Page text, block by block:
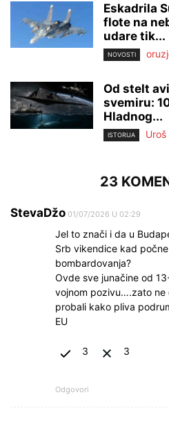
Eskadrila
flote na
udare tik...
NOVOSTI
Od stelt
svemiru:
Hladnog...
ISTORIJA
23
StevaDžo 01/07/2026 U 02:29
Jel to znači i da u
Srb vikendice kad
bombardovanja?
Ovde sve junačine od
vojnom pozivu….zato
probali kako pliva
EU
3 3
Odgovori